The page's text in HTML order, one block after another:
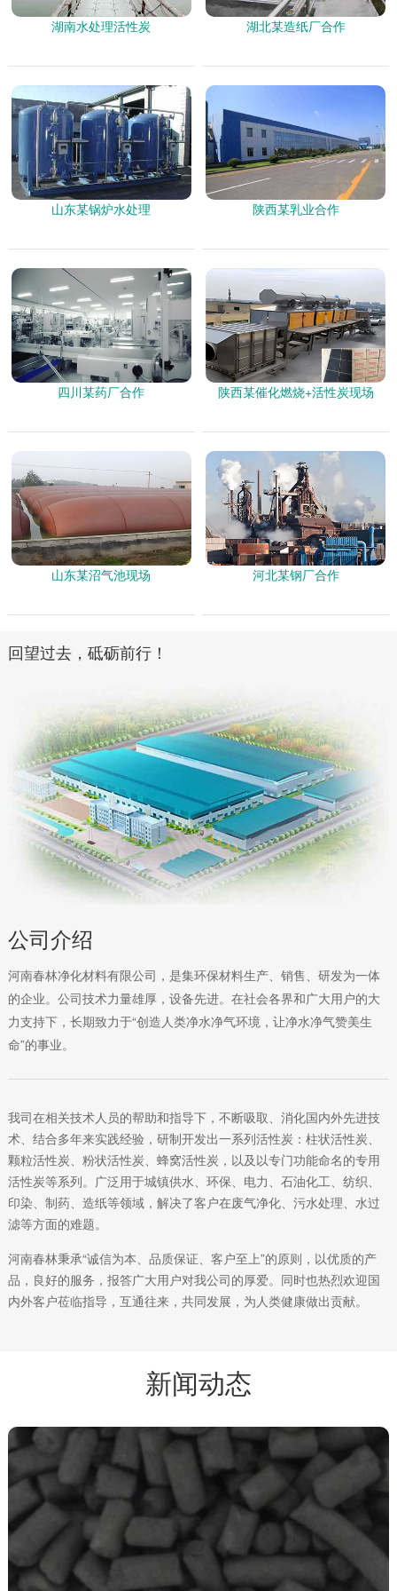
湖南水处理活性炭 湖北某造纸厂合作
山东某锅炉水处理 陕西某乳业合作
四川某药厂合作 陕西某催化燃烧+活性炭现场
山东某沼气池现场 河北某钢厂合作
回望过去，砥砺前行！
公司介绍
河南春林净化材料有限公司，是集环保材料生产、销售、研发为一体
的企业。公司技术力量雄厚，设备先进。在社会各界和广大用户的大
力支持下，长期致力于“创造人类净水净气环境，让净水净气赞美生
命”的事业。
我司在相关技术人员的帮助和指导下，不断吸取、消化国内外先进技
术、结合多年来实践经验，研制开发出一系列活性炭：柱状活性炭、
颗粒活性炭、粉状活性炭、蜂窝活性炭，以及以专门功能命名的专用
活性炭等系列。广泛用于城镇供水、环保、电力、石油化工、纺织、
印染、制药、造纸等领域，解决了客户在废气净化、污水处理、水过
滤等方面的难题。
河南春林秉承“诚信为本、品质保证、客户至上”的原则，以优质的产
品，良好的服务，报答广大用户对我公司的厚爱。同时也热烈欢迎国
内外客户莅临指导，互通往来，共同发展，为人类健康做出贡献。
新闻动态